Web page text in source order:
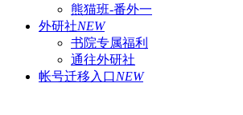
熊猫班-番外一
外研社NEW
书院专属福利
通往外研社
帐号迁移入口NEW